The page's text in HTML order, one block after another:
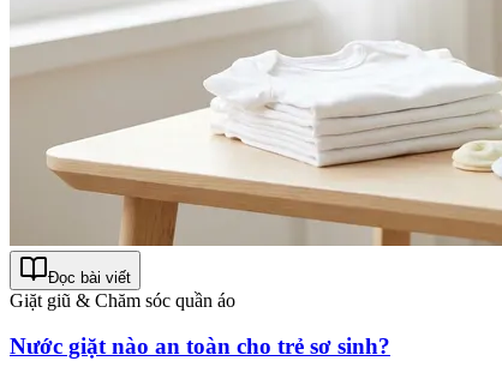
Đọc bài viết
Giặt giũ & Chăm sóc quần áo
Nước giặt nào an toàn cho trẻ sơ sinh?